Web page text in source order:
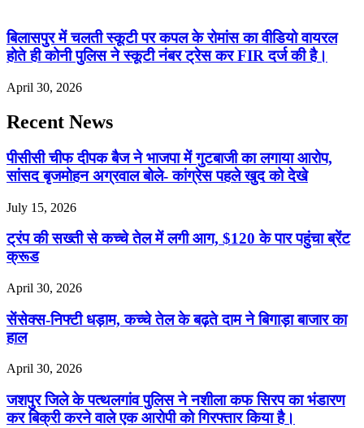
बिलासपुर में चलती स्कूटी पर कपल के रोमांस का वीडियो वायरल
होते ही कोनी पुलिस ने स्कूटी नंबर ट्रेस कर FIR दर्ज की है।
April 30, 2026
Recent News
पीसीसी चीफ दीपक बैज ने भाजपा में गुटबाजी का लगाया आरोप,
सांसद बृजमोहन अग्रवाल बोले- कांग्रेस पहले खुद को देखे
July 15, 2026
ट्रंप की सख्ती से कच्चे तेल में लगी आग, $120 के पार पहुंचा ब्रेंट
क्रूड
April 30, 2026
सेंसेक्स-निफ्टी धड़ाम, कच्चे तेल के बढ़ते दाम ने बिगाड़ा बाजार का
हाल
April 30, 2026
जशपुर जिले के पत्थलगांव पुलिस ने नशीला कफ सिरप का भंडारण
कर बिक्री करने वाले एक आरोपी को गिरफ्तार किया है।